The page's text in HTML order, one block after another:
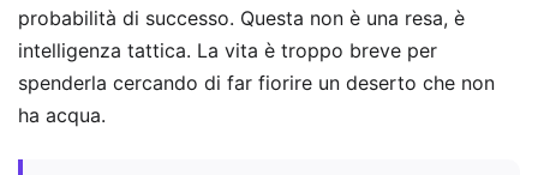
probabilità di successo. Questa non è una resa, è
intelligenza tattica. La vita è troppo breve per
spenderla cercando di far fiorire un deserto che non
ha acqua.